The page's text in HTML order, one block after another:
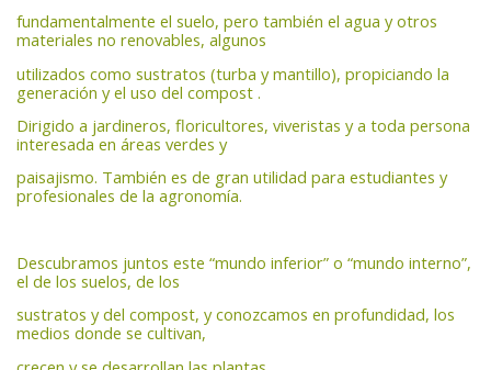
fundamentalmente el suelo, pero también el agua y otros
materiales no renovables, algunos
utilizados como sustratos (turba y mantillo), propiciando la
generación y el uso del compost .
Dirigido a jardineros, floricultores, viveristas y a toda persona
interesada en áreas verdes y
paisajismo. También es de gran utilidad para estudiantes y
profesionales de la agronomía.
Descubramos juntos este “mundo inferior” o “mundo interno”,
el de los suelos, de los
sustratos y del compost, y conozcamos en profundidad, los
medios donde se cultivan,